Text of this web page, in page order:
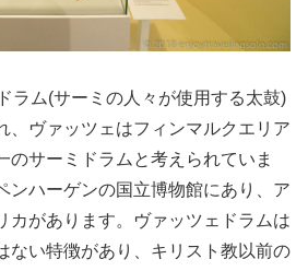
ラム(サーミの人々が使用する太鼓)
、ヴァッツェはフィンマルクエリア
のサーミドラムと考えられていま
ンハーゲンの国立博物館にあり、ア
カがあります。ヴァッツェドラムは
ない特徴があり、キリスト教以前の